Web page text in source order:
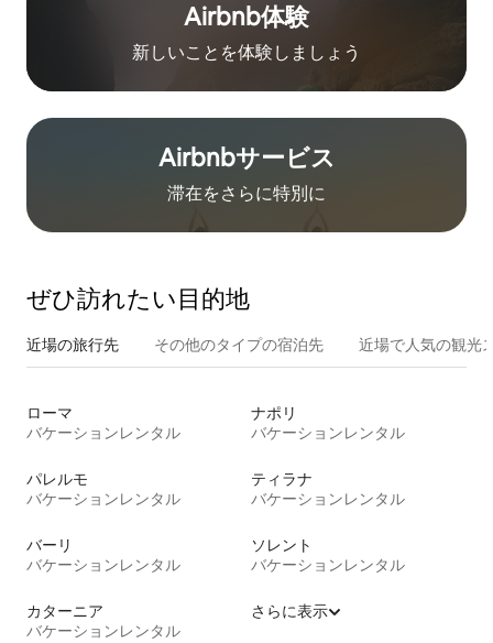
Airbnb体験
新しいことを体験しましょう
Airbnb⁠サ⁠ー⁠ビ⁠ス
滞在をさ⁠ら⁠に特⁠別⁠に
ぜひ訪⁠れ⁠た⁠い目⁠的⁠地
近場の旅行先 その他のタ⁠イ⁠プ⁠の宿⁠泊⁠先 近場で人気の観光
ローマ
バケーションレンタル
ナポリ
バケーションレンタル
パレルモ
バケーションレンタル
ティラナ
バケーションレンタル
バーリ
バケーションレンタル
ソレント
バケーションレンタル
カターニア
バケーションレンタル
さらに表示